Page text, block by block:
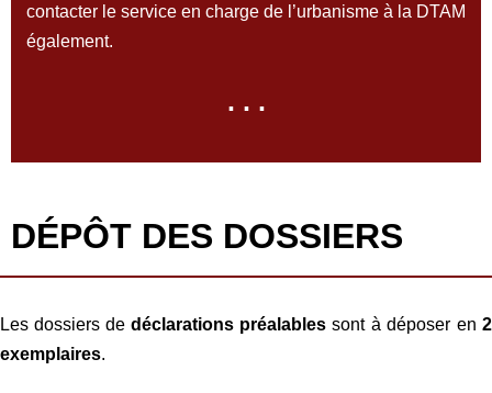
contacter le service en charge de l’urbanisme à la DTAM
également.
. . .
DÉPÔT DES DOSSIERS
Les dossiers de déclarations préalables sont à déposer en 2
exemplaires.